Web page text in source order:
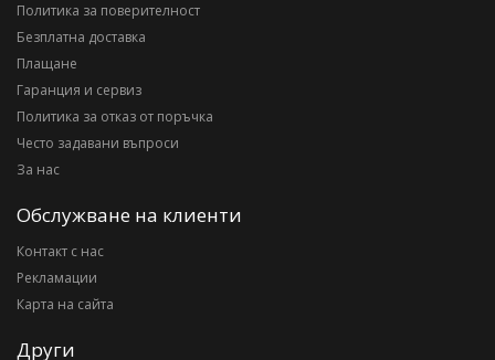
Политика за поверителност
Безплатна доставка
Плащане
Гаранция и сервиз
Политика за отказ от поръчка
Често задавани въпроси
За нас
Обслужване на клиенти
Контакт с нас
Рекламации
Карта на сайта
Други